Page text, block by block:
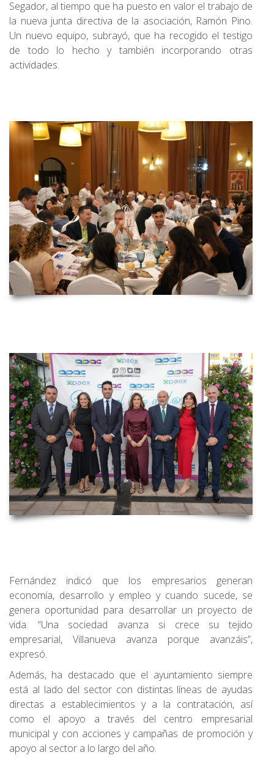
Segador, al tiempo que ha puesto en valor el trabajo de
la nueva junta directiva de la asociación, Ramón Pino.
Un nuevo equipo, subrayó, que ha recogido el testigo
de todo lo hecho y también incorporando otras
actividades.
Fernández indicó que los empresarios generan
economía, desarrollo y empleo y cuando sucede, se
genera oportunidad para desarrollar un proyecto de
vida. “Una sociedad avanza si crece su tejido
empresarial, Villanueva avanza porque avanzáis”,
expresó.
Además, ha destacado que el ayuntamiento siempre
está al lado del sector con distintas líneas de ayudas
directas a establecimientos y a la contratación, así
como el apoyo a través del centro empresarial
municipal y con acciones y campañas de promoción y
apoyo al sector a lo largo del año.